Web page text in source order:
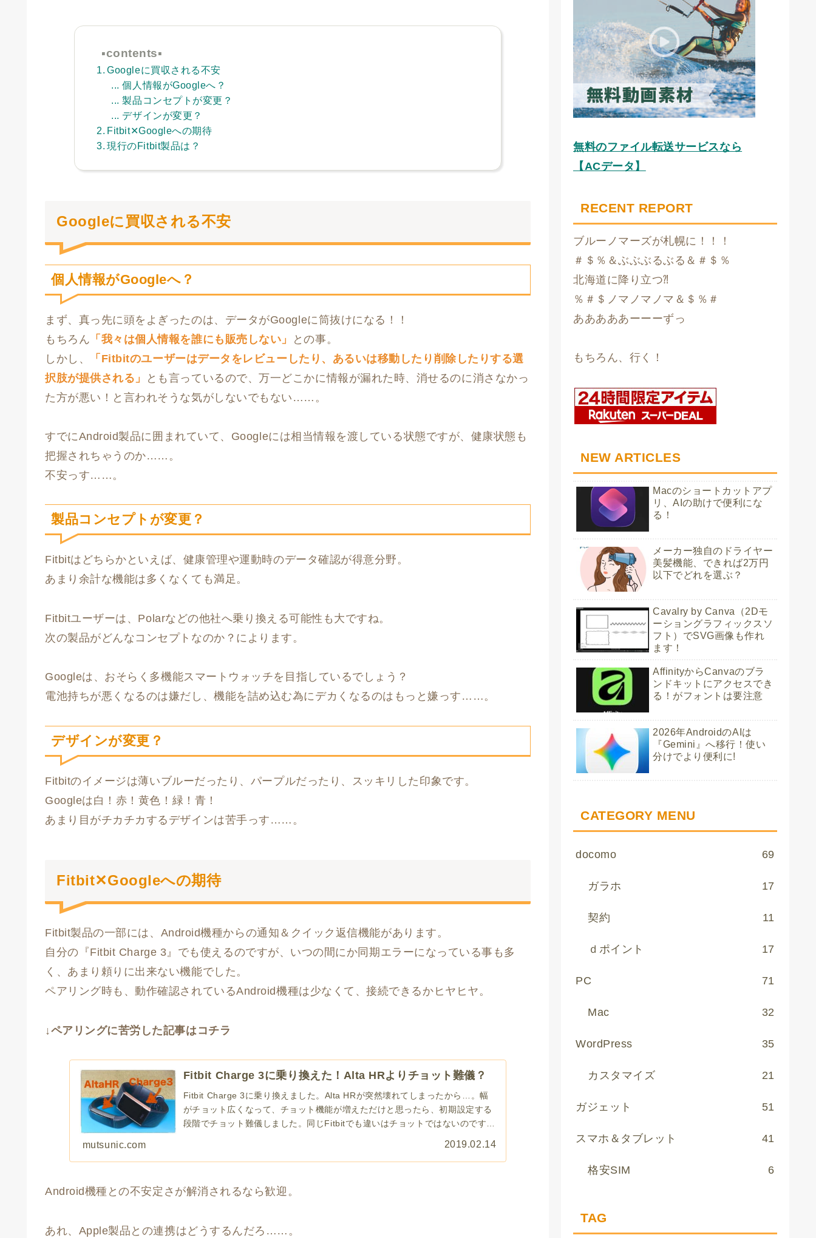
▪︎contents▪︎
Googleに買収される不安
個人情報がGoogleへ？
製品コンセプトが変更？
デザインが変更？
Fitbit✕Googleへの期待
現行のFitbit製品は？
Googleに買収される不安
個人情報がGoogleへ？
まず、真っ先に頭をよぎったのは、データがGoogleに筒抜けになる！！
もちろん 「我々は個人情報を誰にも販売しない」
との事。
しかし、
「Fitbitのユーザーはデータをレビューしたり、あるいは移動したり削除したりする選
択肢が提供される」
とも言っているので、万一どこかに情報が漏れた時、消せるのに消さなかっ
た方が悪い！と言われそうな気がしないでもない……。
すでにAndroid製品に囲まれていて、Googleには相当情報を渡している状態ですが、健康状態も
把握されちゃうのか……。
不安っす……。
製品コンセプトが変更？
Fitbitはどちらかといえば、健康管理や運動時のデータ確認が得意分野。
あまり余計な機能は多くなくても満足。
Fitbitユーザーは、Polarなどの他社へ乗り換える可能性も大ですね。
次の製品がどんなコンセプトなのか？によります。
Googleは、おそらく多機能スマートウォッチを目指しているでしょう？
電池持ちが悪くなるのは嫌だし、機能を詰め込む為にデカくなるのはもっと嫌っす……。
デザインが変更？
Fitbitのイメージは薄いブルーだったり、パープルだったり、スッキリした印象です。
Googleは白！赤！黄色！緑！青！
あまり目がチカチカするデザインは苦手っす……。
Fitbit✕Googleへの期待
Fitbit製品の一部には、Android機種からの通知＆クイック返信機能があります。
自分の『Fitbit Charge 3』でも使えるのですが、いつの間にか同期エラーになっている事も多
く、あまり頼りに出来ない機能でした。
ペアリング時も、動作確認されているAndroid機種は少なくて、接続できるかヒヤヒヤ。
↓ペアリングに苦労した記事はコチラ
Fitbit Charge 3に乗り換えた！Alta HRよりチョット難儀？
Fitbit Charge 3に乗り換えました。Alta HRが突然壊れてしまったから…。幅
がチョット広くなって、チョット機能が増えただけと思ったら、初期設定する
段階でチョット難儀しました。同じFitbitでも違いはチョットではないのです
mutsunic.com 2019.02.14
Android機種との不安定さが解消されるなら歓迎。
あれ、Apple製品との連携はどうするんだろ……。
無料のファイル転送サービスなら
【ACデータ】
RECENT REPORT
ブルーノマーズが札幌に！！！
＃＄％＆ぶぶぶるぶる＆＃＄％
北海道に降り立つ⁈
％＃＄ノマノマノマ＆＄％＃
あああああーーーずっ
もちろん、行く！
NEW ARTICLES
Macのショートカットアプ
リ、AIの助けで便利にな
る！
メーカー独自のドライヤー
美髪機能、できれば2万円
以下でどれを選ぶ？
Cavalry by Canva（2Dモ
ーショングラフィックスソ
フト）でSVG画像も作れ
ます！
AffinityからCanvaのブラ
ンドキットにアクセスでき
る！がフォントは要注意
2026年AndroidのAIは
『Gemini』へ移行！使い
分けでより便利に!
CATEGORY MENU
docomo 69
ガラホ 17
契約 11
ｄポイント 17
PC 71
Mac 32
WordPress 35
カスタマイズ 21
ガジェット 51
スマホ＆タブレット 41
格安SIM 6
TAG